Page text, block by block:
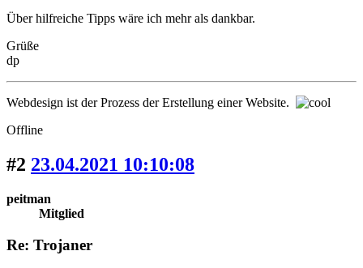
Über hilfreiche Tipps wäre ich mehr als dankbar.
Grüße
dp
Webdesign ist der Prozess der Erstellung einer Website.
Offline
#2 23.04.2021 10:10:08
peitman
Mitglied
Re: Trojaner